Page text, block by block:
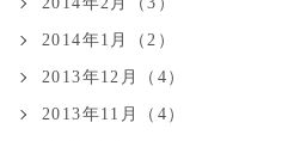
2014年1月（2）
2013年12月（4）
2013年11月（4）